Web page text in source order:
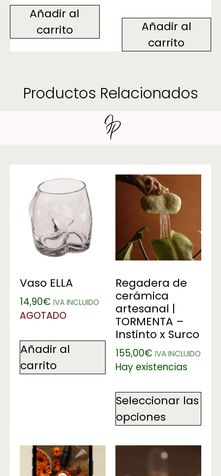
Añadir al
carrito
Añadir al
carrito
Productos Relacionados
Vaso ELLA
14,90€ IVA INCLUIDO
AGOTADO
Añadir al
carrito
Regadera de
cerámica
artesanal |
TORMENTA –
Instinto x Surco
155,00€ IVA INCLUIDO
Hay existencias
Seleccionar las
opciones